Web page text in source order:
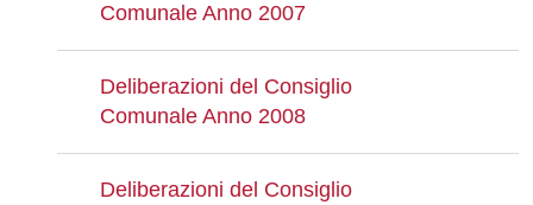
Comunale Anno 2007
Deliberazioni del Consiglio
Comunale Anno 2008
Deliberazioni del Consiglio